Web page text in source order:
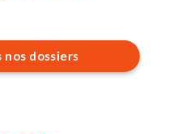
dossiers